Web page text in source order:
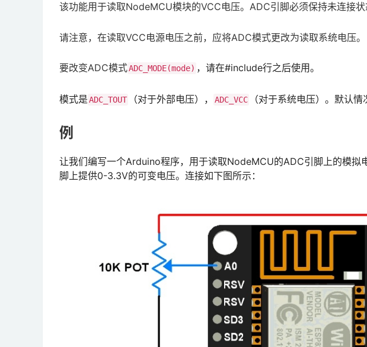
该功能用于读取NodeMCU模块的VCC电压。ADC引脚必须保持未连接状
请注意，在读取VCC电源电压之前，应将ADC模式更改为读取系统电压。
要改变ADC模式ADC_MODE(mode) ，请在#include行之后使用。
模式是ADC_TOUT （对于外部电压）， ADC_VCC （对于系统电压）。默认情
例
让我们编写一个Arduino程序，用于读取NodeMCU的ADC引脚上的模
脚上提供0-3.3V的可变电压。连接如下图所示：